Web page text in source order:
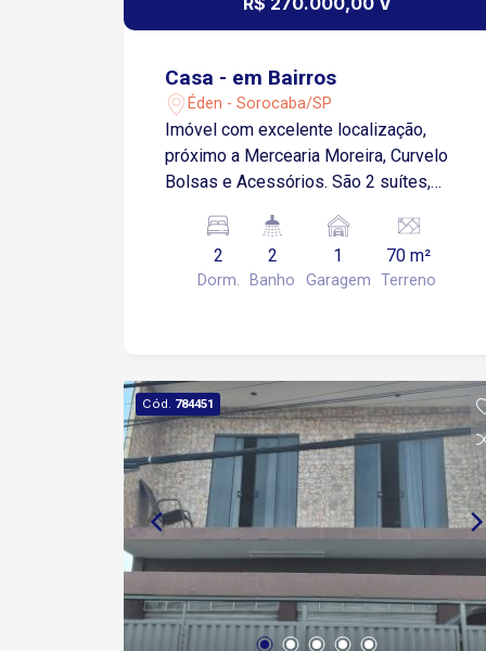
Casa - em Bairros
Éden - Sorocaba/SP
Imóvel com excelente localização,
próximo a Mercearia Moreira, Curvelo
Bolsas e Acessórios. São 2 suítes,
cozinha com pia em granito, 1 lavabo,
área de serviço, garagem descoberta
para 1 carro.
2
Dorm.
2
Banho
1
Garagem
70 m²
Terreno
Cód. 784451